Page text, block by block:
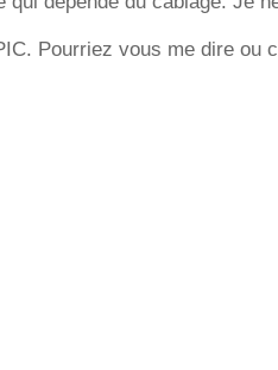
Pourriez vous me dire ou